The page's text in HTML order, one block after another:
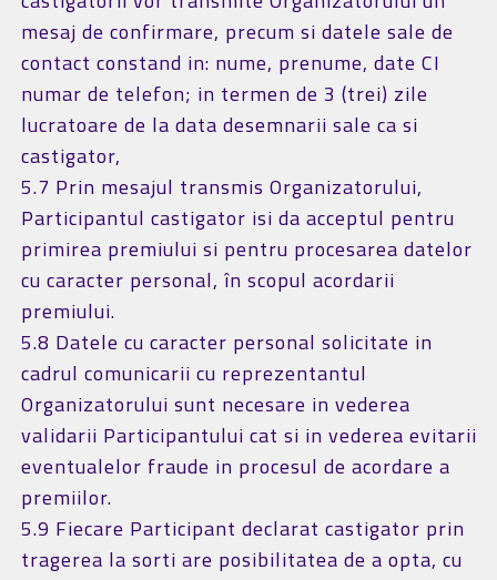
mesaj de confirmare, precum si datele sale de
contact constand in: nume, prenume, date CI
numar de telefon; in termen de 3 (trei) zile
lucratoare de la data desemnarii sale ca si
castigator,
5.7 Prin mesajul transmis Organizatorului,
Participantul castigator isi da acceptul pentru
primirea premiului si pentru procesarea datelor
cu caracter personal, în scopul acordarii
premiului.
5.8 Datele cu caracter personal solicitate in
cadrul comunicarii cu reprezentantul
Organizatorului sunt necesare in vederea
validarii Participantului cat si in vederea evitarii
eventualelor fraude in procesul de acordare a
premiilor.
5.9 Fiecare Participant declarat castigator prin
tragerea la sorti are posibilitatea de a opta, cu